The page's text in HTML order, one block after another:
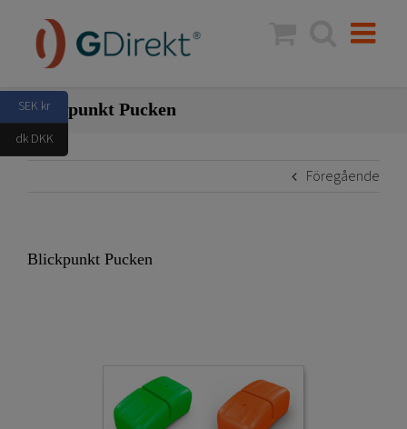
innehållet
Blickpunkt Pucken
Föregående
Blickpunkt Pucken
SEK kr
dk DKK